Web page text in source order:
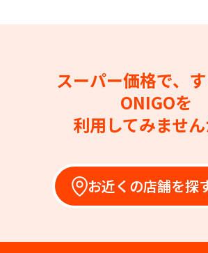
スーパー価格で、
ONIGOを
利用してみません
お近くの店舗を探